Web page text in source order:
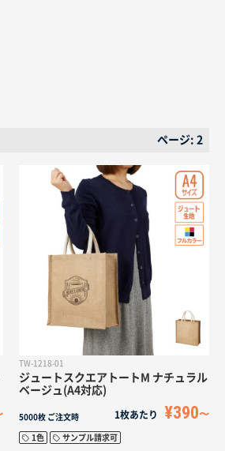
ページ: 2
TW-1218-01
ジュートスクエアトートM ナチュラル
ベージュ(A4対応)
5000枚 ご注文時 1枚あたり ¥390
1色 サンプル請求可